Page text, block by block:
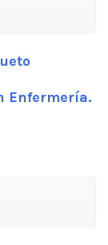
Enfermería.